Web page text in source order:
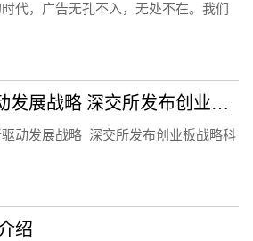
代，广告无孔不入，无处不在。我们
深入实施创新驱动发展战略 深交所发布创业板战略科技指数
动发展战略 深交所发布创业板战略科
绍